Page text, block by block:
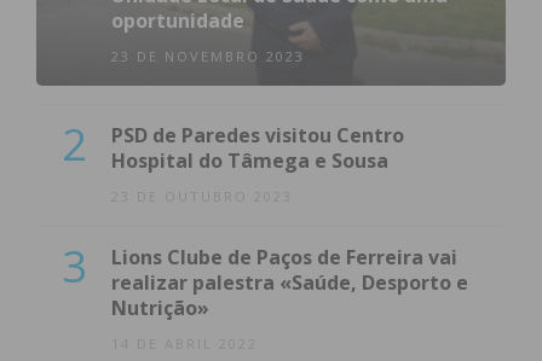
oportunidade
23 DE NOVEMBRO 2023
2
PSD de Paredes visitou Centro
Hospital do Tâmega e Sousa
23 DE OUTUBRO 2023
3
Lions Clube de Paços de Ferreira vai
realizar palestra «Saúde, Desporto e
Nutrição»
14 DE ABRIL 2022